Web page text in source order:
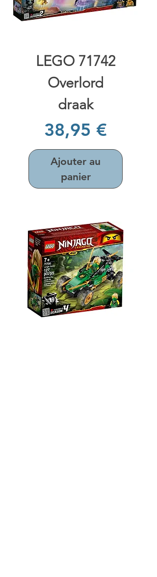
LEGO 71742
Overlord
draak
Prix
38,95 €
Ajouter au
panier